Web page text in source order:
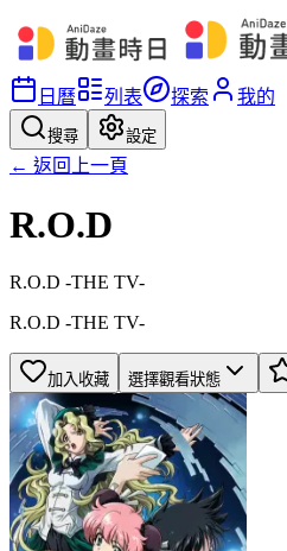
日曆 列表 探索 我的
搜尋 設定
← 返回上一頁
R.O.D
R.O.D -THE TV-
R.O.D -THE TV-
加入收藏 選擇觀看狀態